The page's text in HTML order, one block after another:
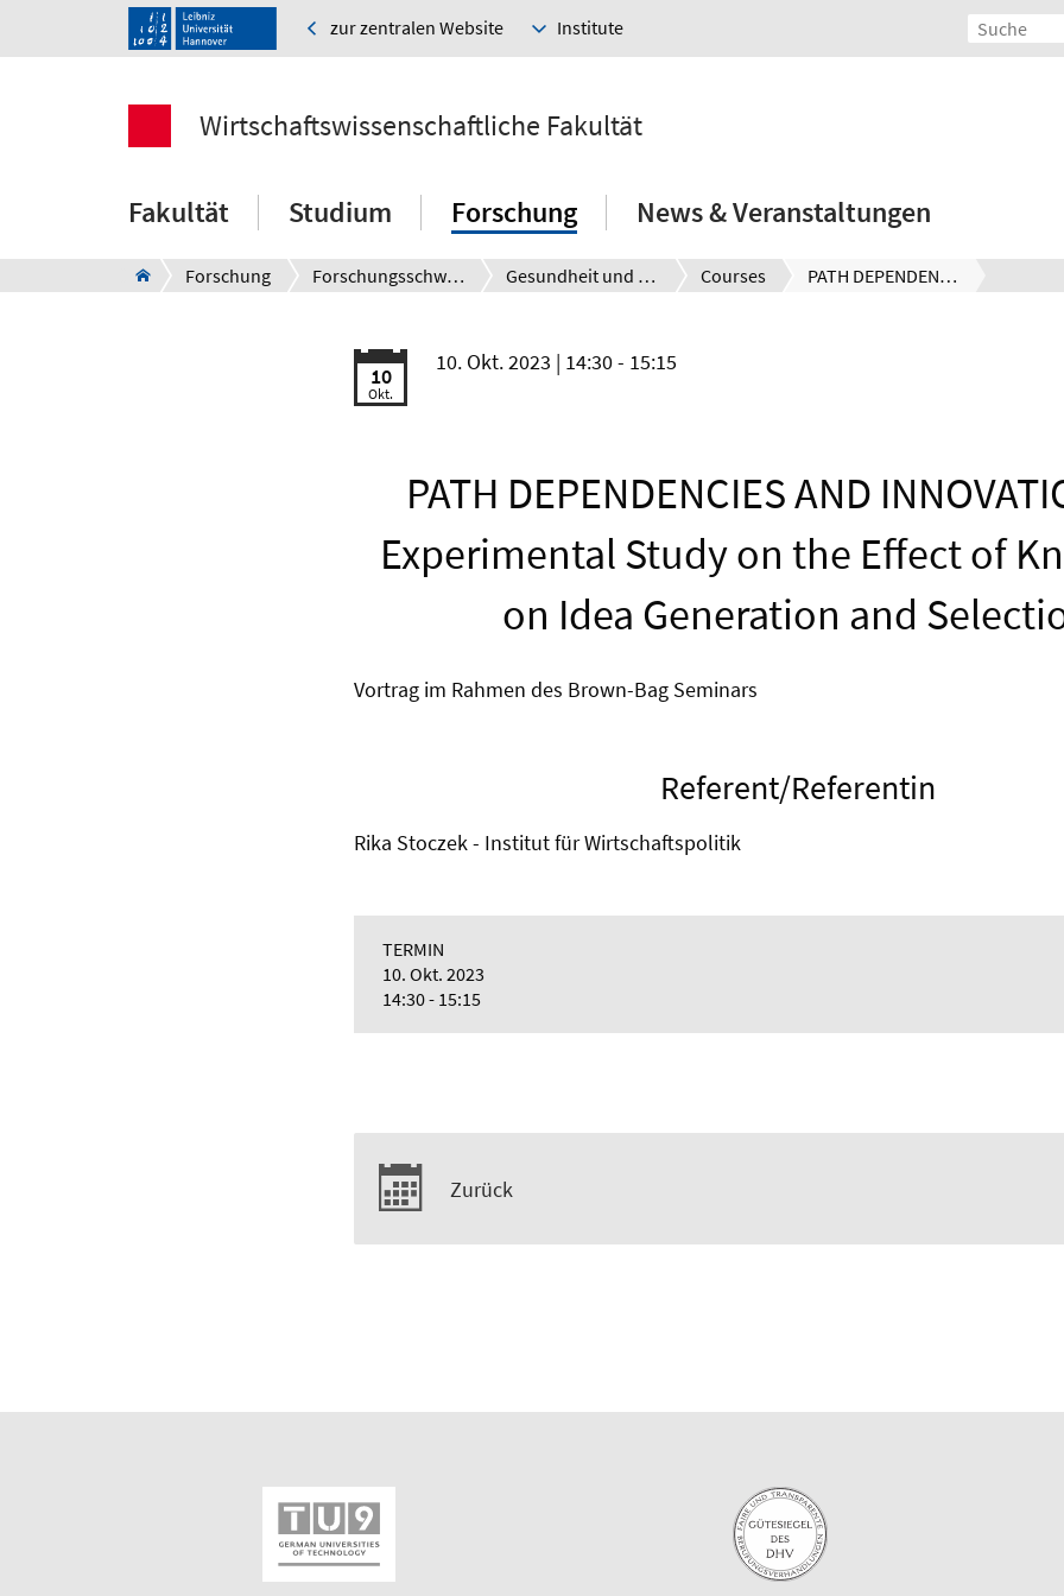
zur zentralen Website Institute
Wirtschaftswissenschaftliche Fakultät
Fakultät Studium Forschung News & Veranstaltungen
Forschung Forschungsschwerpunkte Gesundheit und Bevölkerung Courses PATH DEPENDENCIES AND INNOVATION – An Experimental Study on the Effect of Knowledge on Idea Generation and Selection
10
Okt.
10. Okt. 2023 | 14:30 - 15:15
PATH DEPENDENCIES AND
Experimental Study on the Effect of
on Idea Generation and
Vortrag im Rahmen des Brown-Bag Seminars
Referent/Referentin
Rika Stoczek - Institut für Wirtschaftspolitik
TERMIN
10. Okt. 2023
14:30 - 15:15
Zurück